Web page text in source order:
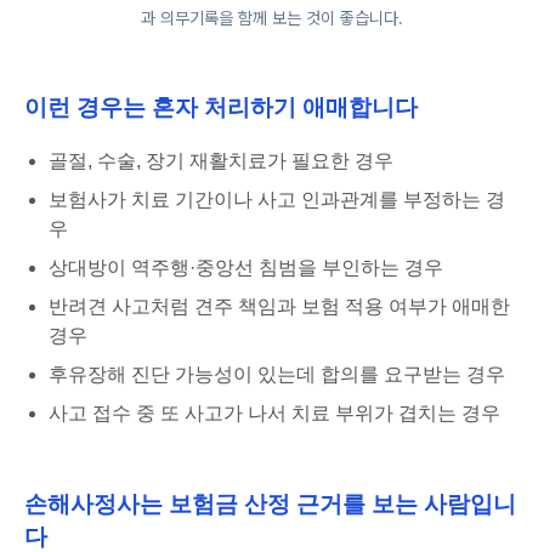
과 의무기록을 함께 보는 것이 좋습니다.
이런 경우는 혼자 처리하기 애매합니다
골절, 수술, 장기 재활치료가 필요한 경우
보험사가 치료 기간이나 사고 인과관계를 부정하는 경
우
상대방이 역주행·중앙선 침범을 부인하는 경우
반려견 사고처럼 견주 책임과 보험 적용 여부가 애매한
경우
후유장해 진단 가능성이 있는데 합의를 요구받는 경우
사고 접수 중 또 사고가 나서 치료 부위가 겹치는 경우
손해사정사는 보험금 산정 근거를 보는 사람입니
다